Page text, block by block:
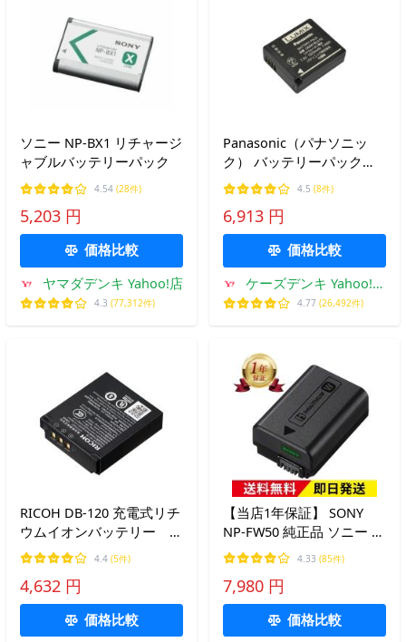
ソニー NP-BX1 リチャージ
ャブルバッテリーパック
4.54 (28件)
5,203 円
価格比較
ヤマダデンキ Yahoo!店
4.3 (77,312件)
Panasonic（パナソニッ
ク） バッテリーパック
DMW-BLG104.5 (8件)
6,913 円
価格比較
ケーズデンキ Yahoo!シ
ョップ
4.77 (26,492件)
RICOH DB-120 充電式リチ
ウムイオンバッテリー 対
応機種：リコー GR IV お
一人様3点限り
4.4 (5件)
4,632 円
価格比較
【当店1年保証】 SONY
NP-FW50 純正品 ソニー 充
電池 リチウムイオンバッ
テリー αシリーズ 残量表
示 “インフォリチウム”機能
NPFW50 FW50 リチャージ
4.33 (85件)
7,980 円
価格比較